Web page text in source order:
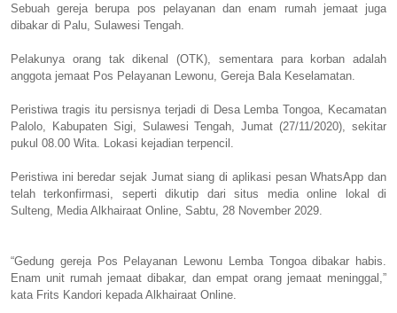
Sebuah gereja berupa pos pelayanan dan enam rumah jemaat juga
dibakar di Palu, Sulawesi Tengah.
Pelakunya orang tak dikenal (OTK), sementara para korban adalah
anggota jemaat Pos Pelayanan Lewonu, Gereja Bala Keselamatan.
Peristiwa tragis itu persisnya terjadi di Desa Lemba Tongoa, Kecamatan
Palolo, Kabupaten Sigi, Sulawesi Tengah, Jumat (27/11/2020), sekitar
pukul 08.00 Wita. Lokasi kejadian terpencil.
Peristiwa ini beredar sejak Jumat siang di aplikasi pesan WhatsApp dan
telah terkonfirmasi, seperti dikutip dari situs media online lokal di
Sulteng, Media Alkhairaat Online, Sabtu, 28 November 2029.
“Gedung gereja Pos Pelayanan Lewonu Lemba Tongoa dibakar habis.
Enam unit rumah jemaat dibakar, dan empat orang jemaat meninggal,”
kata Frits Kandori kepada Alkhairaat Online.